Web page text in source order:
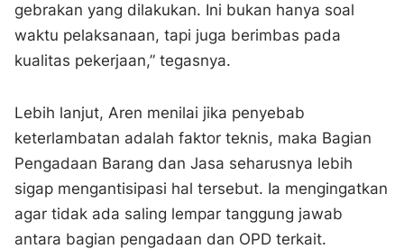
gebrakan yang dilakukan. Ini bukan hanya soal
waktu pelaksanaan, tapi juga berimbas pada
kualitas pekerjaan,” tegasnya.
Lebih lanjut, Aren menilai jika penyebab
keterlambatan adalah faktor teknis, maka Bagian
Pengadaan Barang dan Jasa seharusnya lebih
sigap mengantisipasi hal tersebut. Ia mengingatkan
agar tidak ada saling lempar tanggung jawab
antara bagian pengadaan dan OPD terkait.